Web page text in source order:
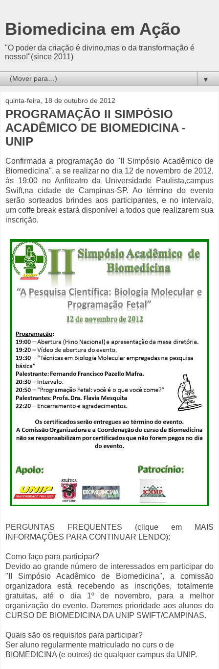
Biomedicina em Ação
"O poder da criação é divino,mas o da transformação é
nosso!"(since 2011)
▼
quinta-feira, 18 de outubro de 2012
PROGRAMAÇÃO II SIMPÓSIO
ACADÊMICO DE BIOMEDICINA -
UNIP
Confirmada a programação do "II Simpósio Acadêmico de
Biomedicina", a se realizar no dia 12 de novembro de 2012,
às 19:00 no Anfiteatro da Universidade Paulista,campus
Swift,na cidade de Campinas-SP. Ao término do evento
serão sorteados brindes aos participantes, e no intervalo,
um coffe break estará disponível a todos que realizarem sua
inscrição.
PERGUNTAS FREQUENTES (clique em MAIS
INFORMAÇÕES PARA CONTINUAR LENDO):
Como faço para participar?
Devido ao grande número de interessados em participar do
"II Simpósio Acadêmico de Biomedicina", a comissão
organizadora está recebendo as inscrições, totalmente
gratuitas, até o dia 1º de novembro, para a melhor
organização do evento. Daremos prioridade aos alunos do
CURSO DE BIOMEDICINA DA UNIP SWIFT/CAMPINAS.
Quais são os requisitos para participar?
Ser aluno regularmente matriculado no curs o de
BIOMEDICINA (e outros) de qualquer campus da UNIP.